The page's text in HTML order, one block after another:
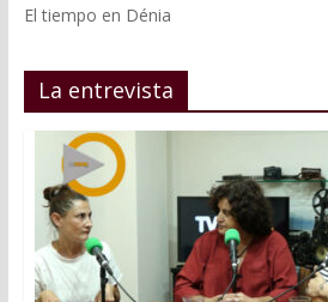
El tiempo en Dénia
La entrevista